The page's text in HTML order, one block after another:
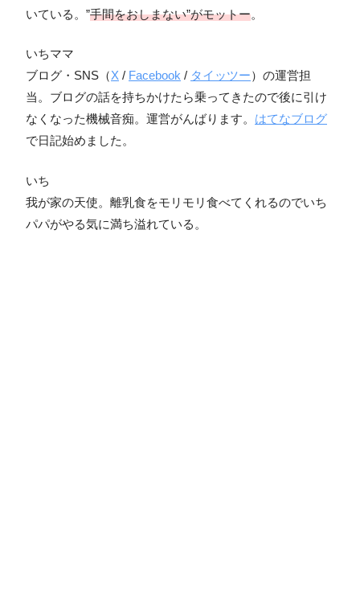
いている。”手間をおしまない”がモットー。
いちママ
ブログ・SNS（X / Facebook / タイッツー）の運営担
当。ブログの話を持ちかけたら乗ってきたので後に引け
なくなった機械音痴。運営がんばります。 はてなブログ
で日記始めました。
いち
我が家の天使。離乳食をモリモリ食べてくれるのでいち
パパがやる気に満ち溢れている。